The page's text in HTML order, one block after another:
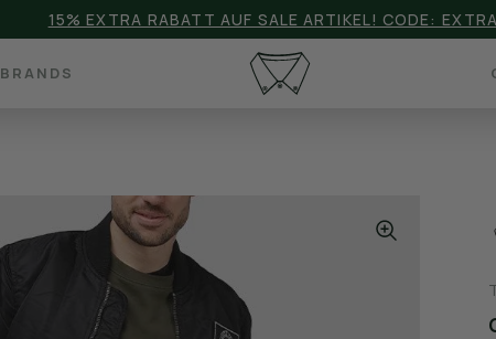
15% EXTRA RABATT AUF SALE ARTIKEL! CODE:
BRANDS